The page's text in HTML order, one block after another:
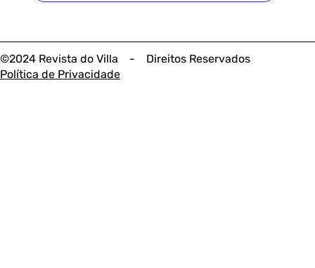
©2024 Revista do Villa - Direitos Reservados
Política de Privacidade